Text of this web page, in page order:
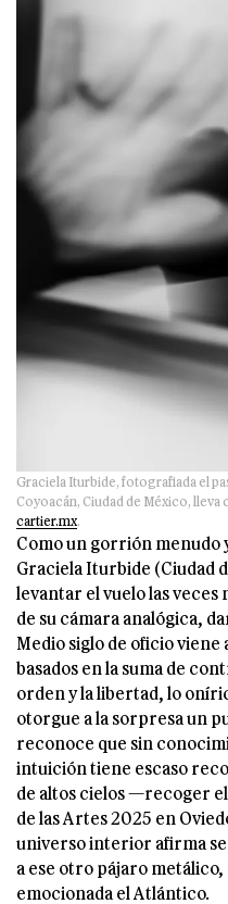
Graciela Iturbide, fotografiada el
Coyoacán, Ciudad de México, lleva
cartier.mx.
Como un gorrión menudo
Graciela Iturbide (Ciudad
levantar el vuelo las veces
de su cámara analógica,
Medio siglo de oficio
basados en la suma de
orden y la libertad, lo
otorgue a la sorpresa un
reconoce que sin
intuición tiene escaso
de altos cielos —recoger
de las Artes 2025 en
universo interior afirma
a ese otro pájaro
emocionada el Atlántico.